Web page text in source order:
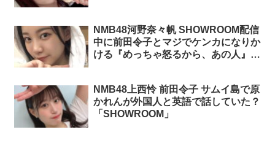
NMB48河野奈々帆 SHOWROOM配信
中に前田令子とマジでケンカになりか
ける『めっちゃ怒るから、あの人』
NMB48上西怜 前田令子 サムイ島で原
かれんが外国人と英語で話していた？
「SHOWROOM」